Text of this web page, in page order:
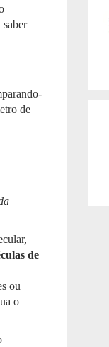
saber
de
de
ou
o